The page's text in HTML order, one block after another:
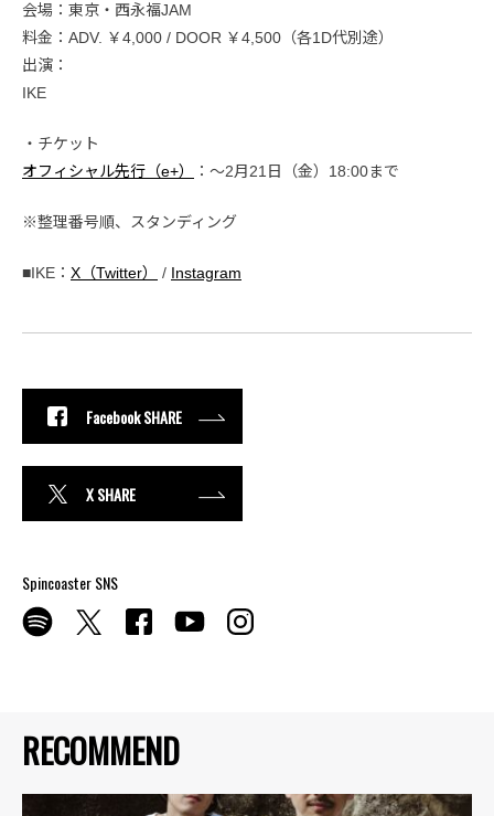
RECOMMEND
会場：東京・西永福JAM
料金：ADV. ￥4,000 / DOOR ￥4,500（各1D代別途）
出演：
IKE
・チケット
オフィシャル先行（e+）
：〜2月21日（金）18:00まで
※整理番号順、スタンディング
■IKE： X（Twitter） / Instagram
Facebook SHARE
X SHARE
Spincoaster SNS